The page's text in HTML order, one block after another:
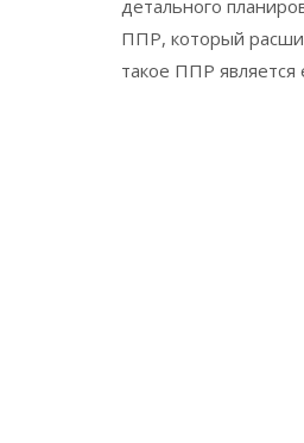
детального
ППР, который
такое ППР